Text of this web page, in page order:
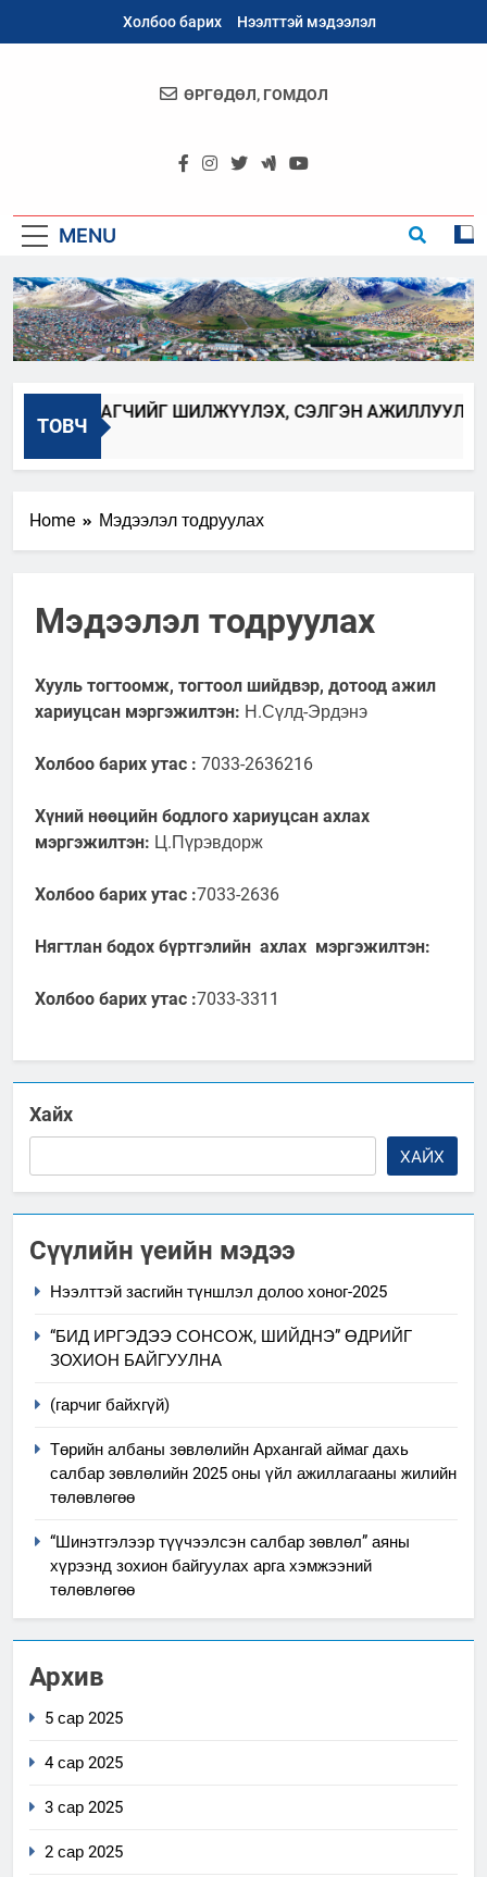
Холбоо барих Нээлттэй мэдээлэл
Архангай
ӨРГӨДӨЛ, ГОМДОЛ
MENU
ТОВЧ
ХААГЧИЙГ ШИЛЖҮҮЛЭХ, СЭЛГЭН АЖИЛЛУУЛАХ
Home Мэдээлэл тодруулах
Мэдээлэл тодруулах
Хууль тогтоомж, тогтоол шийдвэр, дотоод ажил
хариуцсан мэргэжилтэн: Н.Сүлд-Эрдэнэ
Холбоо барих утас : 7033-2636216
Хүний нөөцийн бодлого хариуцсан ахлах
мэргэжилтэн: Ц.Пүрэвдорж
Холбоо барих утас :7033-2636
Нягтлан бодох бүртгэлийн ахлах мэргэжилтэн:
Холбоо барих утас :7033-3311
Хайх
ХАЙХ
Сүүлийн үеийн мэдээ
Нээлттэй засгийн түншлэл долоо хоног-2025
“БИД ИРГЭДЭЭ СОНСОЖ, ШИЙДНЭ” ӨДРИЙГ
ЗОХИОН БАЙГУУЛНА
(гарчиг байхгүй)
Төрийн албаны зөвлөлийн Архангай аймаг дахь
салбар зөвлөлийн 2025 оны үйл ажиллагааны жилийн
төлөвлөгөө
“Шинэтгэлээр түүчээлсэн салбар зөвлөл” аяны
хүрээнд зохион байгуулах арга хэмжээний
төлөвлөгөө
Архив
5 сар 2025
4 сар 2025
3 сар 2025
2 сар 2025